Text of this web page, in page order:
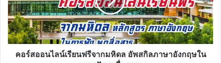
มหิดล
อัพ
สกิล
ภาษา
อังกฤษ
คอร์สออนไลน์เรียนฟรีจากมหิดล อัพสกิลภาษาอังกฤษใน